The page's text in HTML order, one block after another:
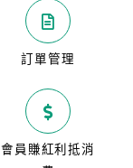
訂單管理
會員賺紅利抵消